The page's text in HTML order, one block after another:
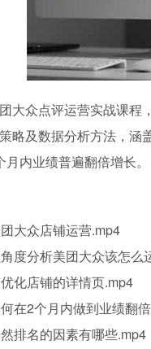
大众点评运营实战课
略及数据分析方法，
内业绩普遍翻倍增长。
大众店铺运营.mp4
度分析美团大众该怎么
化店铺的详情页.mp4
在2个月内做到业绩翻
排名的因素有哪些.mp4